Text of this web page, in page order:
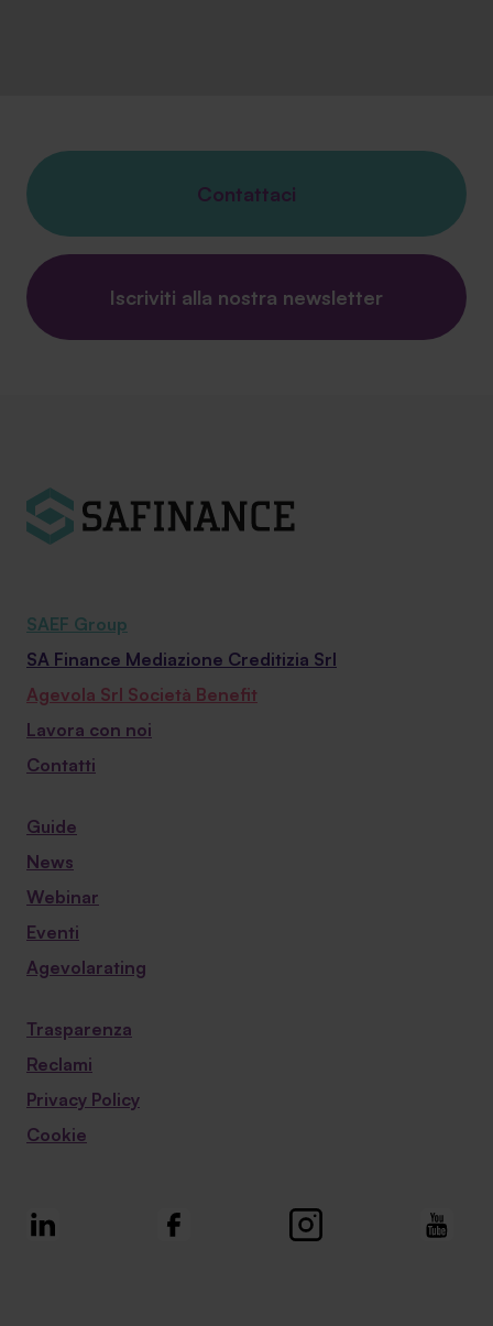
Contattaci
Iscriviti alla nostra newsletter
SAEF Group
SA Finance Mediazione Creditizia Srl
Agevola Srl Società Benefit
Lavora con noi
Contatti
Guide
News
Webinar
Eventi
Agevolarating
Trasparenza
Reclami
Privacy Policy
Cookie